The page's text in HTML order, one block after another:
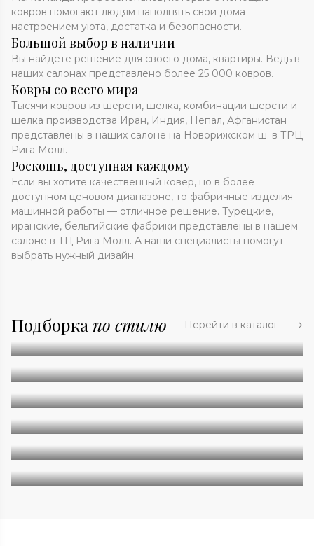
ковров помогают людям наполнять свои дома
настроением уюта, достатка и безопасности.
Большой выбор в наличии
Вы найдете решение для своего дома, квартиры. Ведь в
наших салонах представлено более 25 000 ковров.
Ковры со всего мира
Тысячи ковров из шерсти, шелка, комбинации шерсти и
шелка производства Иран, Индия, Непал, Афганистан
представлены в наших салоне на Новорижском ш. в ТРЦ
Рига Молл.
Роскошь, доступная каждому
Если вы хотите качественный ковер, но в более
доступном ценовом диапазоне, то фабричные изделия
машинной работы — отличное решение. Турецкие,
иранские, бельгийские фабрики представлены в нашем
салоне в ТЦ Рига Молл. А наши специалисты помогут
выбрать нужный дизайн.
Подборка по стилю Перейти в каталог
Абстракция
Однотонные
Геометрия
Классические
Современные
Дизайнерские